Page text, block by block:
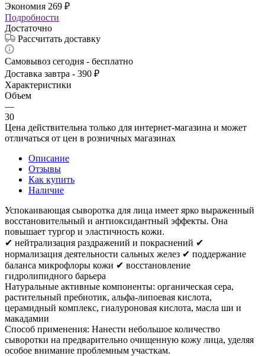
Экономия 269 ₽
Подробности
Достаточно
Рассчитать доставку
Самовывоз сегодня - бесплатно
Доставка завтра - 390 ₽
Характеристики
Объем
—
30
Цена действительна только для интернет-магазина и может
отличаться от цен в розничных магазинах
Описание
Отзывы
Как купить
Наличие
Успокаивающая сыворотка для лица имеет ярко выраженный
восстановительный и антиоксидантный эффекты. Она
повышает тургор и эластичность кожи.
✔ нейтрализация раздражений и покраснений ✔
нормализация деятельности сальных желез ✔ поддержание
баланса микрофлоры кожи ✔ восстановление
гидролипидного барьера
Натуральные активные компоненты: органическая сера,
растительный пребиотик, альфа-липоевая кислота,
церамидный комплекс, гиалуроновая кислота, масла ши и
макадамии
Способ применения: Нанести небольшое количество
сыворотки на предварительно очищенную кожу лица, уделяя
особое внимание проблемным участкам.